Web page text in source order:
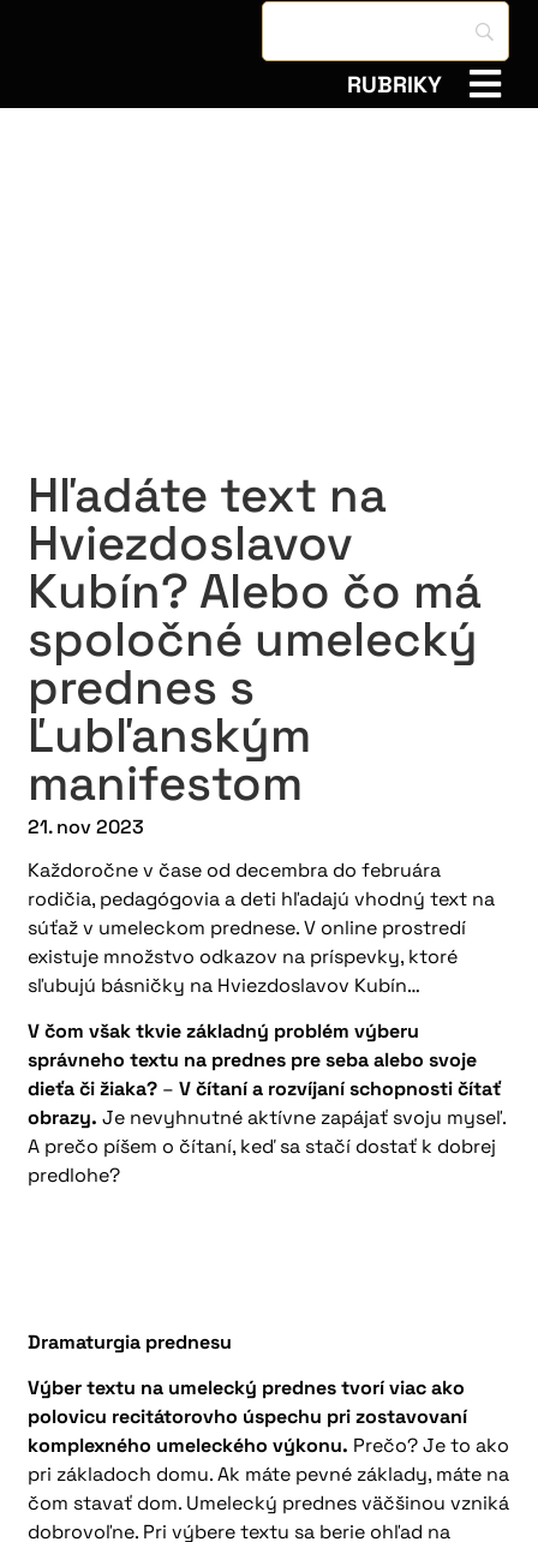
RUBRIKY
Hľadáte text na
Hviezdoslavov
Kubín? Alebo čo má
spoločné umelecký
prednes s
Ľubľanským
manifestom
21. nov 2023
Každoročne v čase od decembra do februára
rodičia, pedagógovia a deti hľadajú vhodný text na
súťaž v umeleckom prednese. V online prostredí
existuje množstvo odkazov na príspevky, ktoré
sľubujú básničky na Hviezdoslavov Kubín…
V čom však tkvie základný problém výberu
správneho textu na prednes pre seba alebo svoje
dieťa či žiaka? –V čítaní a rozvíjaní schopnosti čítať
obrazy.Je nevyhnutné aktívne zapájať svoju myseľ.
A prečo píšem o čítaní, keď sa stačí dostať k dobrej
predlohe?
Dramaturgia prednesu
Výber textu na umelecký prednes tvorí viac ako
polovicu recitátorovho úspechu pri zostavovaní
komplexného umeleckého výkonu. Prečo? Je to ako
pri základoch domu. Ak máte pevné základy, máte na
čom stavať dom. Umelecký prednes väčšinou vzniká
dobrovoľne. Pri výbere textu sa berie ohľad na